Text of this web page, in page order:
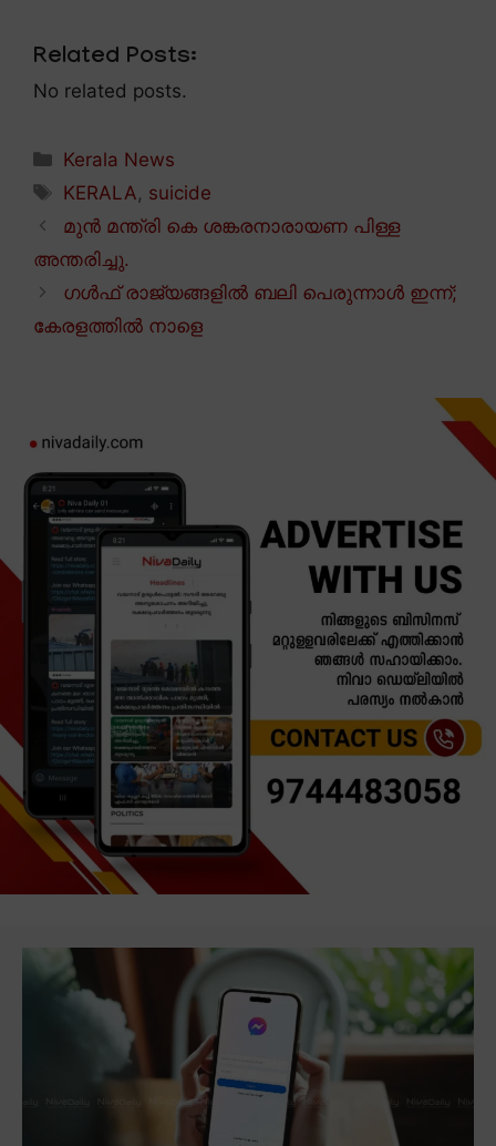
Related Posts:
No related posts.
Categories
Kerala News
Tags
KERALA, suicide
മുൻ മന്ത്രി കെ ശങ്കരനാരായണ പിള്ള
അന്തരിച്ചു.
ഗൾഫ് രാജ്യങ്ങളിൽ ബലി പെരുന്നാൾ ഇന്ന്;
കേരളത്തിൽ നാളെ